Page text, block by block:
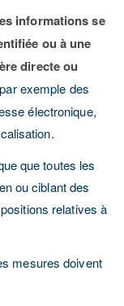
informations se
ou à une
directe ou
exemple des
électronique,
que toutes les
ou ciblant des
relatives à
mesures doivent